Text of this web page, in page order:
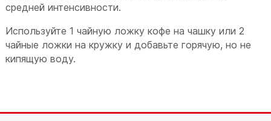
средней интенсивности.
Используйте 1 чайную ложку кофе на чашку или 2
чайные ложки на кружку и добавьте горячую, но не
кипящую воду.